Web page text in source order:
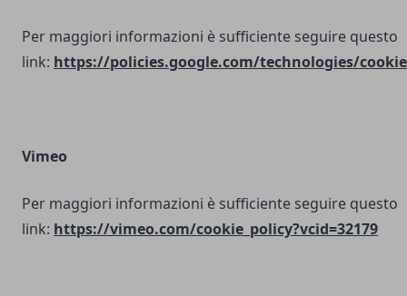
Per maggiori informazioni è sufficiente seguire questo
link: https://policies.google.com/technologies/
Vimeo
Per maggiori informazioni è sufficiente seguire questo
link: https://vimeo.com/cookie_policy?vcid=32179